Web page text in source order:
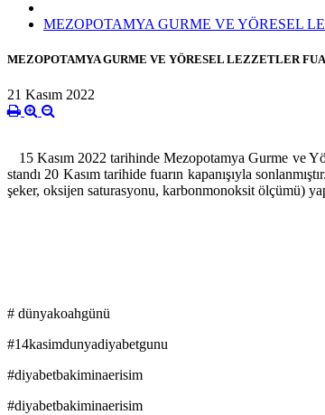
MEZOPOTAMYA GURME VE YÖRESEL
MEZOPOTAMYA GURME VE YÖRESEL LEZZETLER
21 Kasım 2022
15 Kasım 2022 tarihinde Mezopotamya Gurme ve
standı 20 Kasım tarihide fuarın kapanışıyla
şeker, oksijen saturasyonu, karbonmonoksit ölçümü)
# dünyakoahgünü
#14kasimdunyadiyabetgunu
#diyabetbakiminaerisim
#diyabetbakiminaerisim